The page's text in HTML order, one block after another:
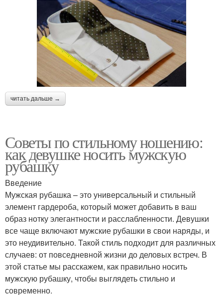
читать дальше →
Советы по стильному ношению:
как девушке носить мужскую
рубашку
Введение
Мужская рубашка – это универсальный и стильный
элемент гардероба, который может добавить в ваш
образ нотку элегантности и расслабленности. Девушки
все чаще включают мужские рубашки в свои наряды, и
это неудивительно. Такой стиль подходит для различных
случаев: от повседневной жизни до деловых встреч. В
этой статье мы расскажем, как правильно носить
мужскую рубашку, чтобы выглядеть стильно и
современно.